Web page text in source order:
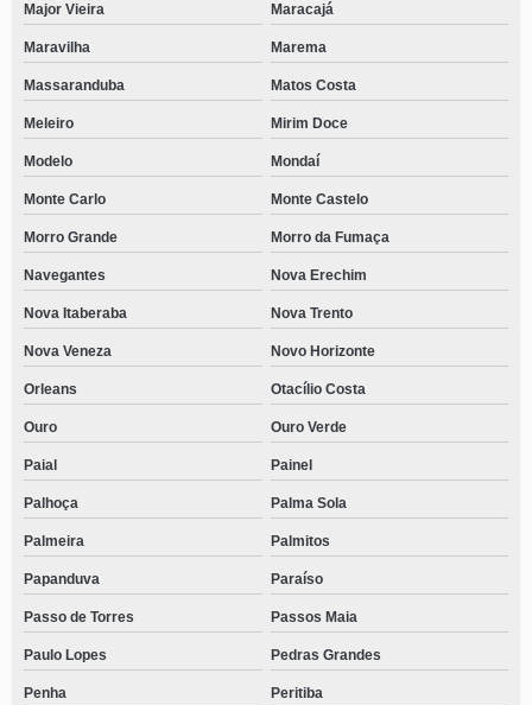
Major Vieira Maracajá
Maravilha Marema
Massaranduba Matos Costa
Meleiro Mirim Doce
Modelo Mondaí
Monte Carlo Monte Castelo
Morro Grande Morro da Fumaça
Navegantes Nova Erechim
Nova Itaberaba Nova Trento
Nova Veneza Novo Horizonte
Orleans Otacílio Costa
Ouro Ouro Verde
Paial Painel
Palhoça Palma Sola
Palmeira Palmitos
Papanduva Paraíso
Passo de Torres Passos Maia
Paulo Lopes Pedras Grandes
Penha Peritiba